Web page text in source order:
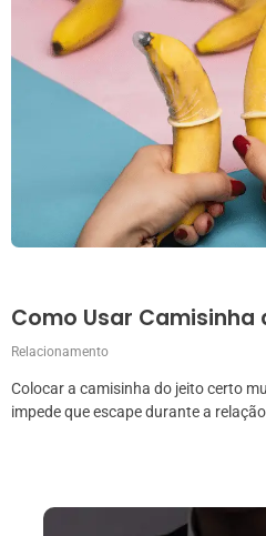
Como Usar
Relacionamento
Colocar a camisinha do jeito certo
impede que escape durante a relação